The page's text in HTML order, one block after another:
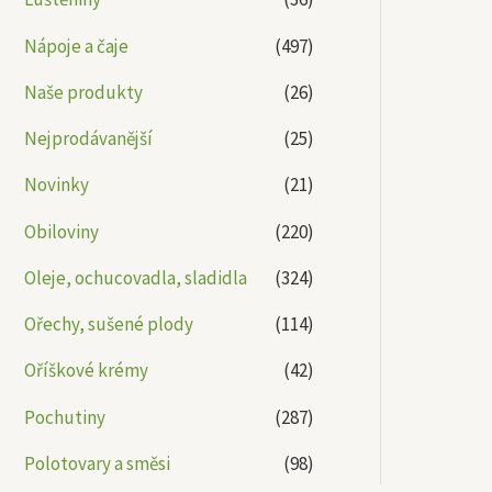
Nápoje a čaje
(497)
Naše produkty
(26)
Nejprodávanější
(25)
Novinky
(21)
Obiloviny
(220)
Oleje, ochucovadla, sladidla
(324)
Ořechy, sušené plody
(114)
Oříškové krémy
(42)
Pochutiny
(287)
Polotovary a směsi
(98)